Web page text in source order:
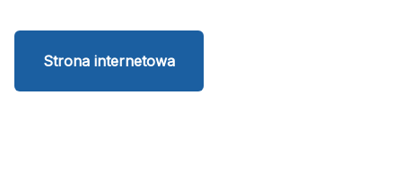
Strona internetowa